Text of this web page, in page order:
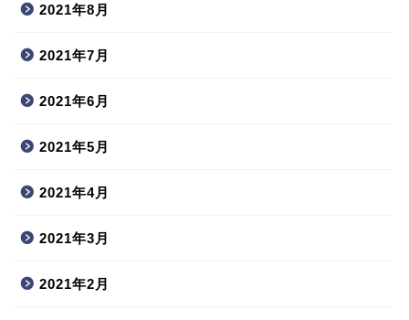
2021年8月
2021年7月
2021年6月
2021年5月
2021年4月
2021年3月
2021年2月